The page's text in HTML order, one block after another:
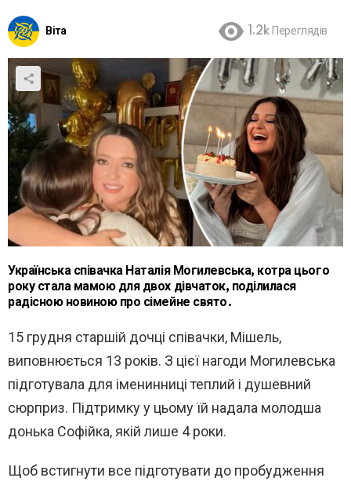
Віта 1.2k Переглядів
Українська співачка Наталія Могилевська, котра цього
року стала мамою для двох дівчаток, поділилася
радісною новиною про сімейне свято.
15 грудня старшій дочці співачки, Мішель,
виповнюється 13 років. З цієї нагоди Могилевська
підготувала для іменинниці теплий і душевний
сюрприз. Підтримку у цьому їй надала молодша
донька Софійка, якій лише 4 роки.
Щоб встигнути все підготувати до пробудження